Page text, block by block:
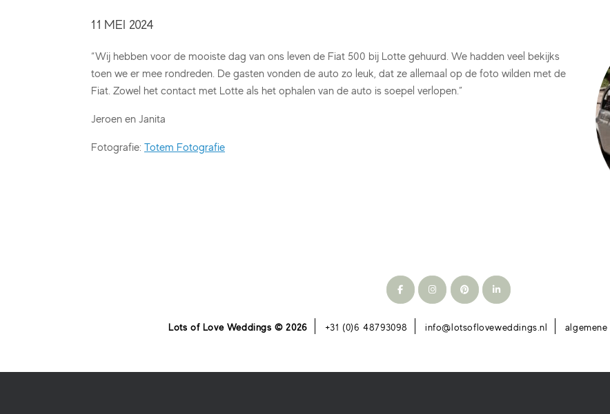
11 MEI 2024
“Wij hebben voor de mooiste dag van ons leven de Fiat 500 bij Lotte gehuurd. We hadden veel bekijks
toen we er mee rondreden. De gasten vonden de auto zo leuk, dat ze allemaal op de foto wilden met de
Fiat. Zowel het contact met Lotte als het ophalen van de auto is soepel verlopen.”
Jeroen en Janita
Fotografie: Totem Fotografie
Lots of Love Weddings © 2026 +31 (0)6 48793098 info@lotsofloveweddings.nl